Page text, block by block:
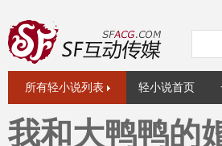
所有轻小说列表
轻小说首页
我和大鸭鸭的